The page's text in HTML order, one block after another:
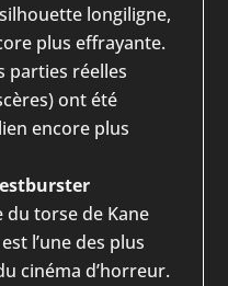
longiligne,
plus effrayante.
parties réelles
ont été
encore plus
du torse de Kane
l’une des plus
cinéma d’horreur.